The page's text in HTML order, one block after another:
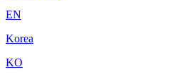
EN
Korea
KO